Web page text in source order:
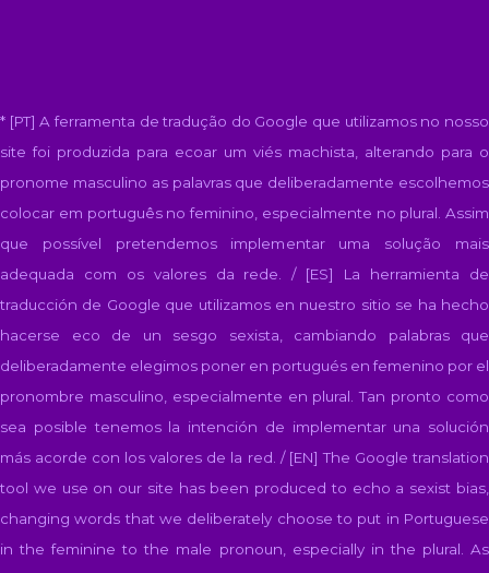
* [PT] A ferramenta de tradução do Google que utilizamos no nosso
site foi produzida para ecoar um viés machista, alterando para o
pronome masculino as palavras que deliberadamente escolhemos
colocar em português no feminino, especialmente no plural. Assim
que possível pretendemos implementar uma solução mais
adequada com os valores da rede. / [ES]
La herramienta de
traducción de Google que utilizamos en nuestro sitio se ha hecho
hacerse eco de un sesgo sexista, cambiando palabras que
deliberadamente elegimos poner en portugués en femenino por el
pronombre masculino, especialmente en plural. Tan pronto como
sea posible tenemos la intención de implementar una solución
más acorde con los valores de la red. / [EN]The Google translation
tool we use on our site has been produced to echo a sexist bias,
changing words that we deliberately choose to put in Portuguese
in the feminine to the male pronoun, especially in the plural. As